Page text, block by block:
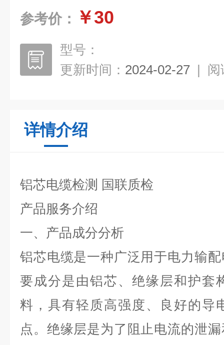
参考价： ￥30
型号：
更新时间： 2024-02-27 | 阅
详情介绍
铝芯电缆检测 国联质检
产品服务介绍
一、产品成分分析
铝芯电缆是一种广泛用于电力输
要成分是由铝芯、绝缘层和护套
料，具有轻质高强度、良好的导
点。绝缘层是为了阻止电流的泄